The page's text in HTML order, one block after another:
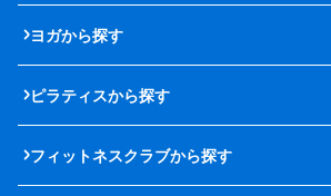
ヨガから探す
ピラティスから探す
フィットネスクラブから探す